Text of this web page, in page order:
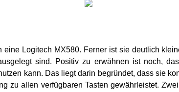
eine Logitech MX580. Ferner ist sie deutlich
sind. Positiv zu erwähnen ist noch,
kann. Das liegt darin begründet, dass sie
zu allen verfügbaren Tasten gewährleistet.